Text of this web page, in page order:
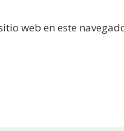
web en este